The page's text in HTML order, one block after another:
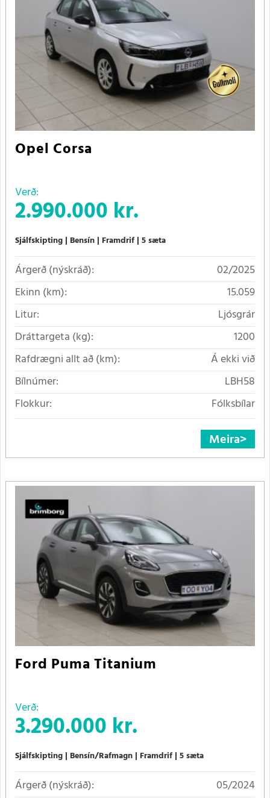
Opel Corsa
Verð:
2.990.000 kr.
Sjálfskipting Bensín Framdrif 5 sæta
Árgerð (nýskráð):
02/2025
Ekinn (km):
15.059
Litur:
Ljósgrár
Dráttargeta (kg):
1200
Rafdrægni allt að (km):
Á ekki við
Bílnúmer:
LBH58
Flokkur:
Fólksbílar
Meira
Ford Puma Titanium
Verð:
3.290.000 kr.
Sjálfskipting Bensín/Rafmagn Framdrif 5 sæta
Árgerð (nýskráð):
05/2024